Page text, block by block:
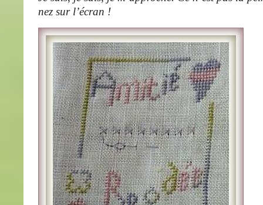
nez sur l’écran !